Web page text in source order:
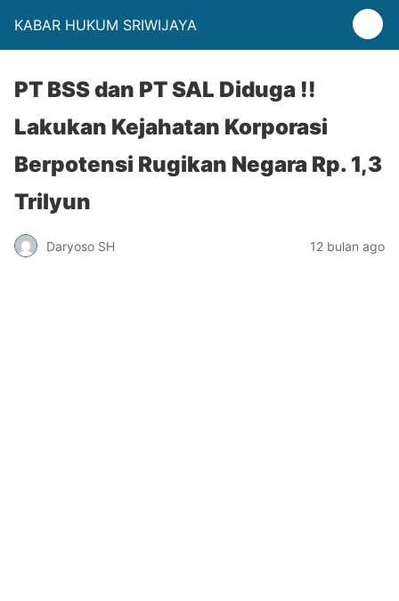
KABAR HUKUM SRIWIJAYA
PT BSS dan PT SAL Diduga !!
Lakukan Kejahatan Korporasi
Berpotensi Rugikan Negara Rp. 1,3
Trilyun
Daryoso SH 12 bulan ago